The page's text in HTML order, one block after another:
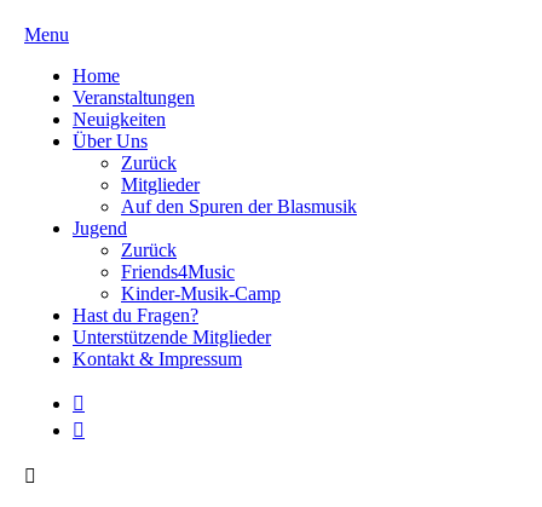
Menu
Home
Veranstaltungen
Neuigkeiten
Über Uns
Zurück
Mitglieder
Auf den Spuren der Blasmusik
Jugend
Zurück
Friends4Music
Kinder-Musik-Camp
Hast du Fragen?
Unterstützende Mitglieder
Kontakt & Impressum